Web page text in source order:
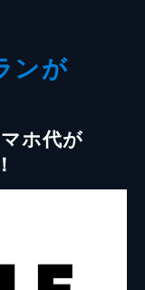
ンが
ホ代が